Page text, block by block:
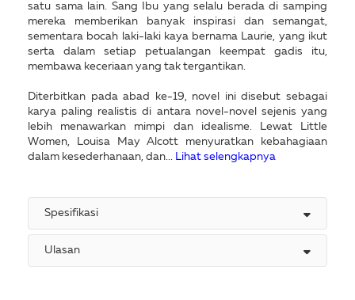
satu sama lain. Sang Ibu yang selalu berada di samping
mereka memberikan banyak inspirasi dan semangat,
sementara bocah laki-laki kaya bernama Laurie, yang ikut
serta dalam setiap petualangan keempat gadis itu,
membawa keceriaan yang tak tergantikan.
Diterbitkan pada abad ke-19, novel ini disebut sebagai
karya paling realistis di antara novel-novel sejenis yang
lebih menawarkan mimpi dan idealisme. Lewat Little
Women, Louisa May Alcott menyuratkan kebahagiaan
dalam kesederhanaan, dan... Lihat selengkapnya
Spesifikasi
Ulasan